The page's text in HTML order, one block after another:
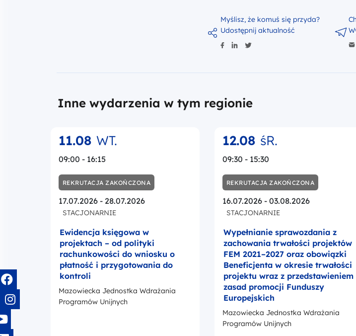
Myślisz, że komuś się przyda?
Udostępnij aktualność
Inne wydarzenia w tym regionie
11.08 WT.
09:00 - 16:15
REKRUTACJA ZAKOŃCZONA
17.07.2026 - 28.07.2026
STACJONARNIE
Ewidencja księgowa w
projektach – od polityki
rachunkowości do wniosku o
płatność i przygotowania do
kontroli
Mazowiecka Jednostka Wdrażania
Programów Unijnych
12.08 śR.
09:30 - 15:30
REKRUTACJA ZAKOŃCZONA
16.07.2026 - 03.08.2026
STACJONARNIE
Wypełnianie sprawozdania z
zachowania trwałości projektów
FEM 2021–2027 oraz obowiązki
Beneficjenta w okresie trwałości
projektu wraz z przedstawieniem
zasad promocji Funduszy
Europejskich
Mazowiecka Jednostka Wdrażania
Programów Unijnych